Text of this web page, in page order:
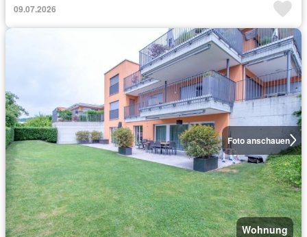
09.07.2026
Foto anschauen
Wohnung